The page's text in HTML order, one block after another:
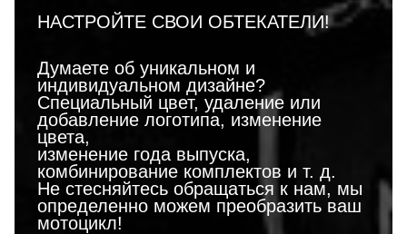
НАСТРОЙТЕ СВОИ ОБТЕКАТЕЛИ!
Думаете об уникальном и
индивидуальном дизайне?
Специальный цвет, удаление или
добавление логотипа, изменение
цвета,
изменение года выпуска,
комбинирование комплектов и т. д.
Не стесняйтесь обращаться к нам, мы
определенно можем преобразить ваш
мотоцикл!